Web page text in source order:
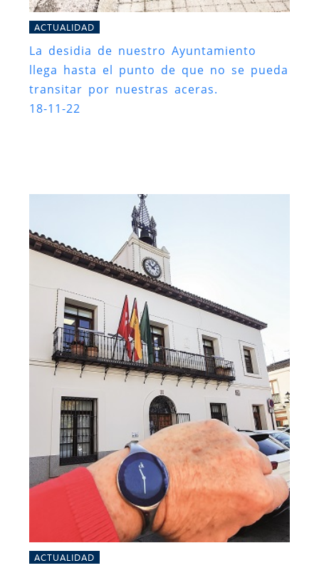
ACTUALIDAD
La desidia de nuestro Ayuntamiento
llega hasta el punto de que no se pueda
transitar por nuestras aceras.
18-11-22
ACTUALIDAD